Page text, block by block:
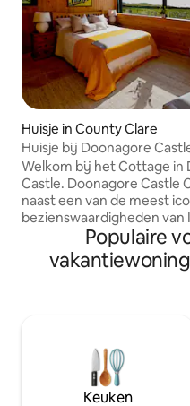
Huisje in County Clare
Huisje bij Doonagore
Welkom bij het Cottage in
Castle. Doonagore Castle
naast een van de meest
bezienswaardigheden van
zorgvuldig gerenoveerd
eigenaren van het kasteel,
authentieke 300 jaar
culinaire hoogstandjes, ligt
minuten lopen, de
missen Cliffs of Moher op
Populaire
Keuken